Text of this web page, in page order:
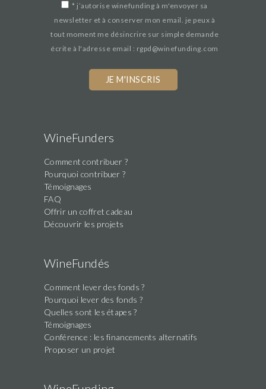
* j’autorise winefunding à m'envoyer sa
newsletter et à conserver mon email. je peux à
tout moment me désincrire sur simple demande
écrite à l'adresse email : rgpd@winefunding.com
WineFunders
Comment contribuer ?
Pourquoi contribuer ?
Témoignages
FAQ
Offrir un coffret cadeau
Découvrir les projets
WineFundés
Comment lever des fonds ?
Pourquoi lever des fonds ?
Quelles sont les étapes ?
Témoignages
Conférence : les financements alternatifs
Proposer un projet